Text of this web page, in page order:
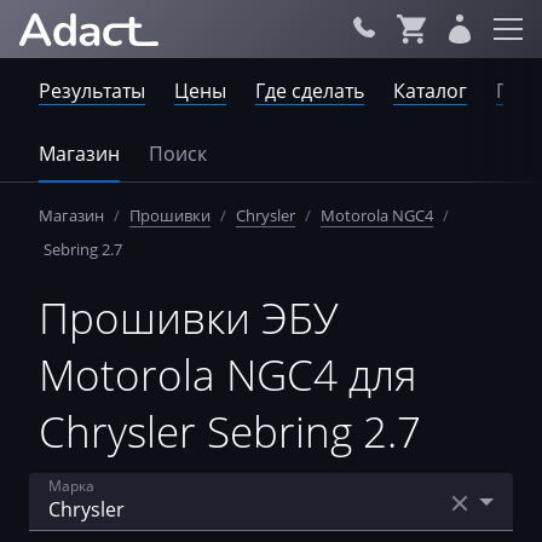
Результаты Цены Где сделать Каталог
Магазин Поиск
Магазин / Прошивки / Chrysler / Motorola NGC4 /
Sebring 2.7
Прошивки ЭБУ
Motorola NGC4 для
Chrysler Sebring 2.7
Марка